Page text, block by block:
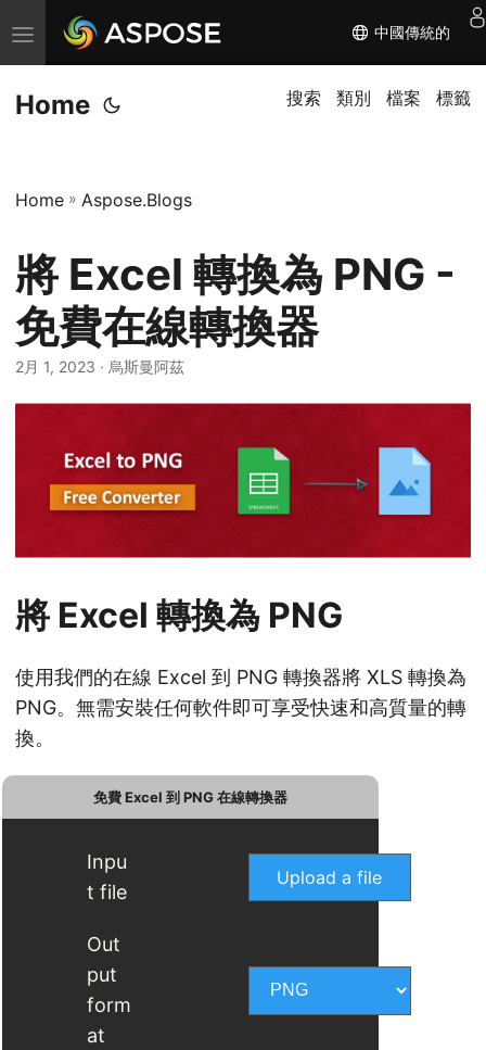
切
换
导
中國傳統的
Home 搜索 類別 檔案 標籤
Home » Aspose.Blogs
將 Excel 轉換為 PNG -
免費在線轉換器
2月 1, 2023 · 烏斯曼阿茲
將 Excel 轉換為 PNG
使用我們的在線 Excel 到 PNG 轉換器將 XLS 轉換為
PNG。無需安裝任何軟件即可享受快速和高質量的轉
換。
免費 Excel 到 PNG 在線轉換器
Inpu
t file
Upload a file
Out
put
form
at